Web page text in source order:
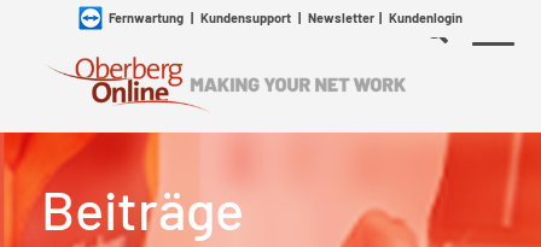
Fernwartung| Kundensupport| Newsletter| Kundenlogin
Beiträge